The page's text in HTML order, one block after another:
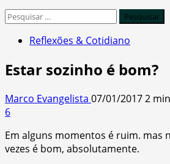
Pesquisar
Reflexões & Cotidiano
Estar sozinho é bom?
Marco Evangelista 07/01/20172
6
Em alguns momentos é ruim. mas
vezes é bom, absolutamente.